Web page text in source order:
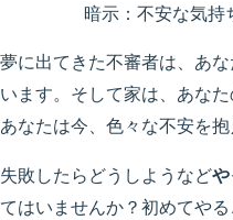
暗示：不安な気持
夢に出てきた不審者は、あ
います。そして家は、あな
あなたは今、色々な不安を抱
失敗したらどうしようなど
てはいませんか？初めてや